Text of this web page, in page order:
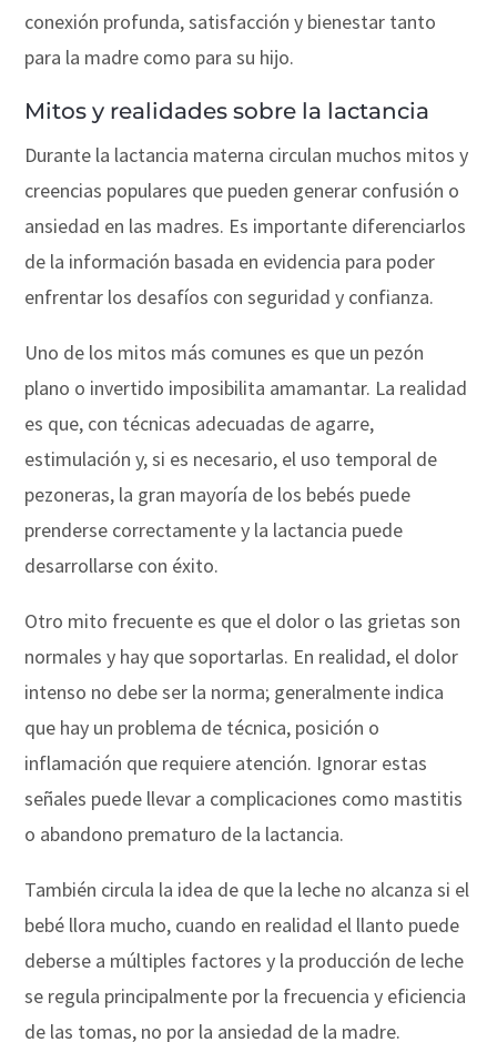
conexión profunda, satisfacción y bienestar tanto
para la madre como para su hijo.
Mitos y realidades sobre la lactancia
Durante la lactancia materna circulan muchos mitos y
creencias populares que pueden generar confusión o
ansiedad en las madres. Es importante diferenciarlos
de la información basada en evidencia para poder
enfrentar los desafíos con seguridad y confianza.
Uno de los mitos más comunes es que un pezón
plano o invertido imposibilita amamantar. La realidad
es que, con técnicas adecuadas de agarre,
estimulación y, si es necesario, el uso temporal de
pezoneras, la gran mayoría de los bebés puede
prenderse correctamente y la lactancia puede
desarrollarse con éxito.
Otro mito frecuente es que el dolor o las grietas son
normales y hay que soportarlas. En realidad, el dolor
intenso no debe ser la norma; generalmente indica
que hay un problema de técnica, posición o
inflamación que requiere atención. Ignorar estas
señales puede llevar a complicaciones como mastitis
o abandono prematuro de la lactancia.
También circula la idea de que la leche no alcanza si el
bebé llora mucho, cuando en realidad el llanto puede
deberse a múltiples factores y la producción de leche
se regula principalmente por la frecuencia y eficiencia
de las tomas, no por la ansiedad de la madre.